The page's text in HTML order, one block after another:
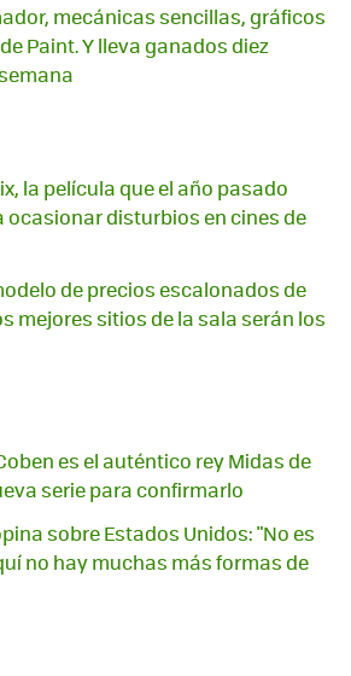
mecánicas sencillas, gráficos
Paint. Y lleva ganados diez
la película que el año pasado
ocasionar disturbios en cines de
de precios escalonados de
mejores sitios de la sala serán los
es el auténtico rey Midas de
serie para confirmarlo
sobre Estados Unidos: "No es
no hay muchas más formas de